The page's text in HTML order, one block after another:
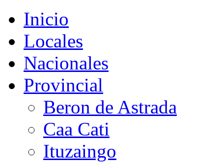
Inicio
Locales
Nacionales
Provincial
Beron de Astrada
Caa Cati
Ituzaingo